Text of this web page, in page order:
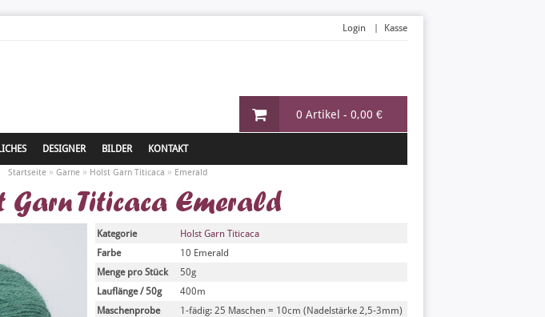
0 Artikel - 0,00 €
Login Kasse
DESIGNER BILDER KONTAKT
Startseite» Garne» Holst Garn Titicaca » Emerald
Titicaca Emerald
Kategorie
Holst Garn Titicaca
Farbe
10 Emerald
Menge pro Stück
50g
Lauflänge / 50g
400m
Maschenprobe
1-fädig: 25 Maschen = 10cm (Nadelstärke 2,5-3mm)